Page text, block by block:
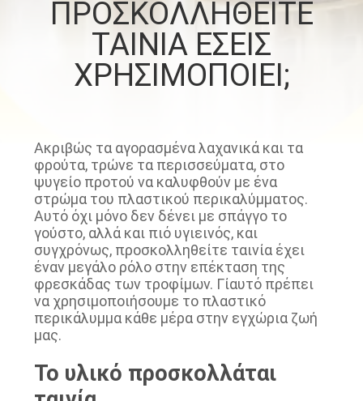
ΠΟΙΟΤΙΚΌΣ
ΈΛΕΓΧΟΣ
ΕΛΆΤΕ
ΕΠΑΦΉ
ΕΙΔΉΣΕΙΣ
ΖΗΤΉΣΤΕ
ΈΝΑ
ΑΠΌΣΠΑΣΜΑ
ΠΡΟΣΚΟΛΛΗΘΕΙΤΕ
ΤΑΙΝΙΑ ΕΣΕΙΣ
ΧΡΗΣΙΜΟΠΟΙΕΙ;
Ακριβώς τα αγορασμένα λαχανικά και τα
φρούτα, τρώνε τα περισσεύματα, στο
ψυγείο προτού να καλυφθούν με ένα
στρώμα του πλαστικού περικαλύμματος.
Αυτό όχι μόνο δεν δένει με σπάγγο το
γούστο, αλλά και πιό υγιεινός, και
συγχρόνως, προσκολληθείτε ταινία έχει
έναν μεγάλο ρόλο στην επέκταση της
φρεσκάδας των τροφίμων. Γίαυτό πρέπει
να χρησιμοποιήσουμε το πλαστικό
περικάλυμμα κάθε μέρα στην εγχώρια ζωή
μας.
Το υλικό προσκολλάται